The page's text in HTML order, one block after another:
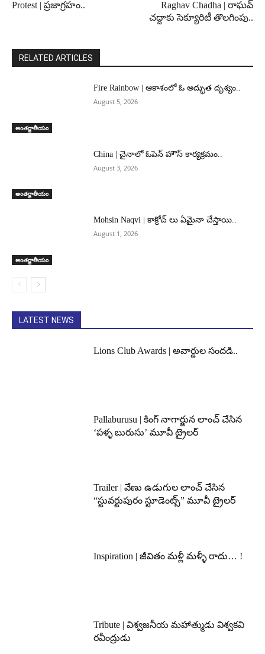
Protest | ప్రజాగ్రహం..
Raghav Chadha | రాఘవ్
చద్దాకు సెక్యూరిటీ తొలగింపు..
RELATED ARTICLES
అంతర్జాతీయం
Fire Rainbow | ఆకాశంలో ఓ అద్భుత దృశ్యం..
August 5, 2026
అంతర్జాతీయం
China | చైనాలో ఓపెన్ హౌస్ కార్యక్రమం..
August 3, 2026
అంతర్జాతీయం
Mohsin Naqvi | కాక్రోచ్ లు ఏమైనా చేస్తాయి..
August 1, 2026
LATEST NEWS
Lions Club Awards | అవార్డుల సందడి..
Pallaburusu | కింగ్ నాగార్జున లాంచ్ చేసిన
‘పళ్ళ బురుసు’ మూవీ ట్రైలర్
Trailer | వేణు ఉడుగుల లాంచ్ చేసిన
“స్టువర్టుపురం స్టూడెంట్స్” మూవీ ట్రైలర్
Inspiration | జీవితం మళ్లీ మళ్ళీ రాదు… !
Tribute | విశ్వజనీయ మహాత్ముడు విశ్వకవి
రవీంద్రుడు